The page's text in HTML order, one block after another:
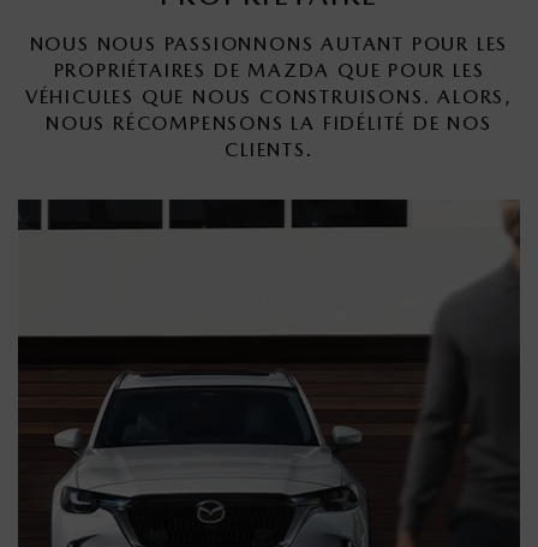
NOUS NOUS PASSIONNONS AUTANT POUR LES
PROPRIÉTAIRES DE MAZDA QUE POUR LES
VÉHICULES QUE NOUS CONSTRUISONS. ALORS,
NOUS RÉCOMPENSONS LA FIDÉLITÉ DE NOS
CLIENTS.